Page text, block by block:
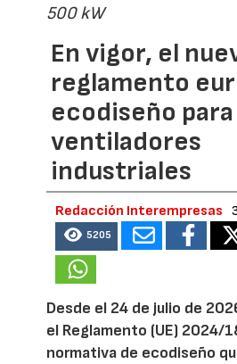
500 kW
En vigor, el
reglamento
ecodiseño para
ventiladores
industriales
Redacción Interempresas
5205
Desde el 24 de julio de
el Reglamento (UE) 2024/
normativa de ecodiseño